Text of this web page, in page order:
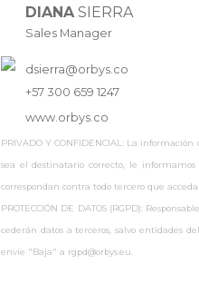
DIANA SIERRA
Sales Manager
dsierra@orbys.co
+57 300 659 1247
www.orbys.co
PRIVADO Y CONFIDENCIAL: La
sea el destinatario correcto, le
correspondan contra todo tercero que
PROTECCIÓN DE DATOS (RGPD):
cederán datos a terceros, salvo entidades
envíe "Baja" a rgpd@orbys.eu.